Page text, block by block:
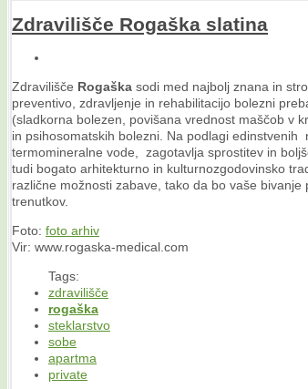
Zdravilišče Rogaška slatina
Zdravilišče Rogaška sodi med najbolj znana in
preventivo, zdravljenje in rehabilitacijo bolezni
(sladkorna bolezen, povišana vrednost maščob v
in psihosomatskih bolezni. Na podlagi edinstvenih
termomineralne vode, zagotavlja sprostitev in
tudi bogato arhitekturno in kulturnozgodovinsko
različne možnosti zabave, tako da bo vaše
trenutkov.
Foto: foto arhiv
Vir: www.rogaska-medical.com
Tags:
zdravilišče
rogaška
steklarstvo
sobe
apartma
private